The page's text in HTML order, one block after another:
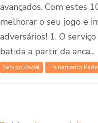
avançados. Com estes
melhorar o seu jogo e
adversários! 1. O
batida a partir da anca...
Serviço Padel Treinamento